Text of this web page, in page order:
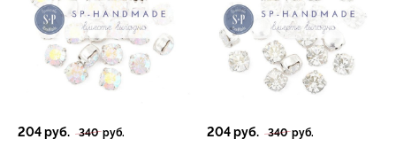
204руб. 340руб.
204руб. 340руб.